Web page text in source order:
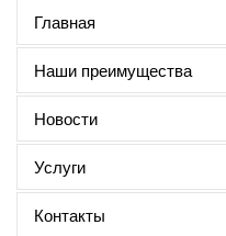
Главная
Наши преимущества
Новости
Услуги
Контакты